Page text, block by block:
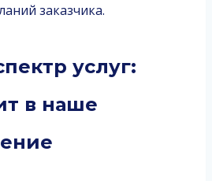
заказчика.
услуг:
в наше